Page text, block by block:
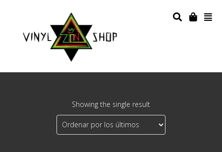
Showing the single result